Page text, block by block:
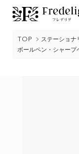
TOP
ステーショナ
ボールペン・シャープ